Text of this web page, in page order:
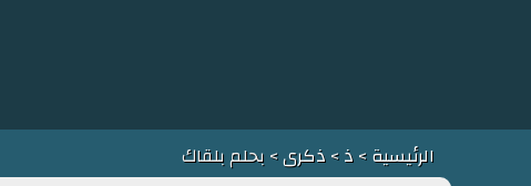
الرئيسية>ذ>ذكرى> بحلم بلقاك